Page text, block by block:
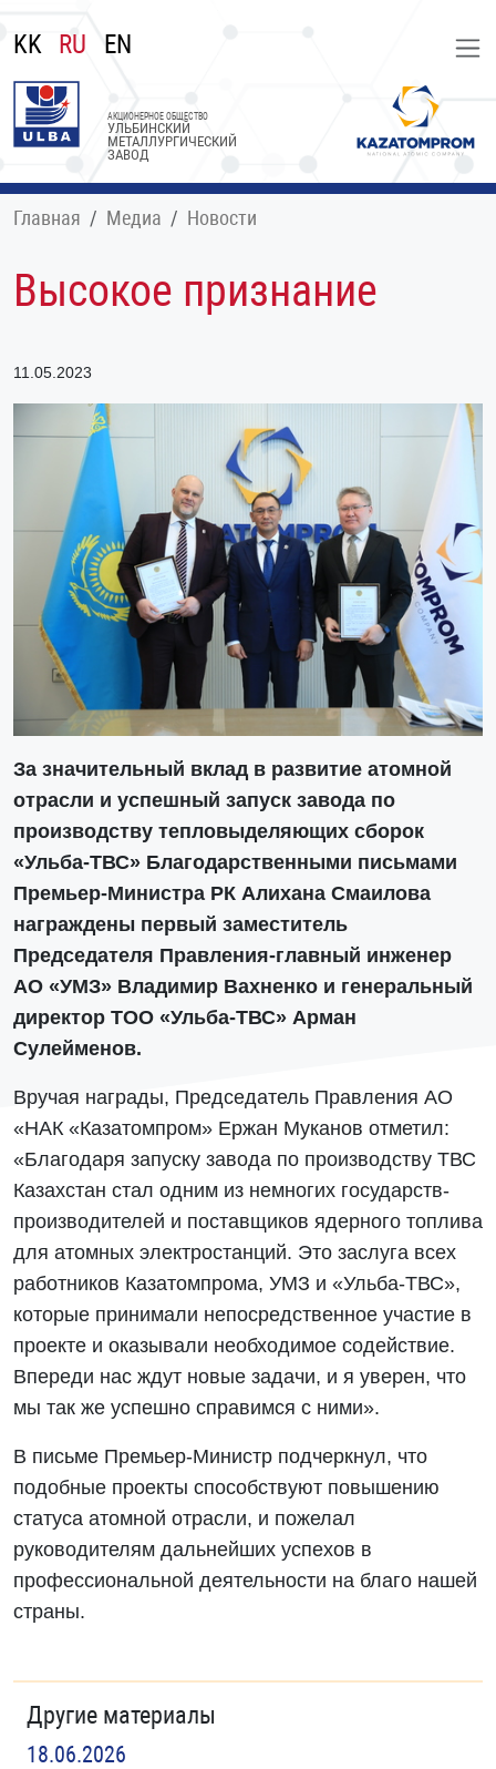
KK RU EN
УЛЬБИНСКИЙ
МЕТАЛЛУРГИЧЕСКИЙ
ЗАВОД
АКЦИОНЕРНОЕ ОБЩЕСТВО
Главная Медиа Новости
Высокое признание
11.05.2023
За значительный вклад в развитие атомной
отрасли и успешный запуск завода по
производству тепловыделяющих сборок
«Ульба-ТВС» Благодарственными письмами
Премьер-Министра РК Алихана Смаилова
награждены первый заместитель
Председателя Правления-главный инженер
АО «УМЗ» Владимир Вахненко и генеральный
директор ТОО «Ульба-ТВС» Арман
Сулейменов.
Вручая награды, Председатель Правления АО
«НАК «Казатомпром» Ержан Муканов отметил:
«Благодаря запуску завода по производству ТВС
Казахстан стал одним из немногих государств-
производителей и поставщиков ядерного топлива
для атомных электростанций. Это заслуга всех
работников Казатомпрома, УМЗ и «Ульба-ТВС»,
которые принимали непосредственное участие в
проекте и оказывали необходимое содействие.
Впереди нас ждут новые задачи, и я уверен, что
мы так же успешно справимся с ними».
В письме Премьер-Министр подчеркнул, что
подобные проекты способствуют повышению
статуса атомной отрасли, и пожелал
руководителям дальнейших успехов в
профессиональной деятельности на благо нашей
страны.
Другие материалы
18.06.2026